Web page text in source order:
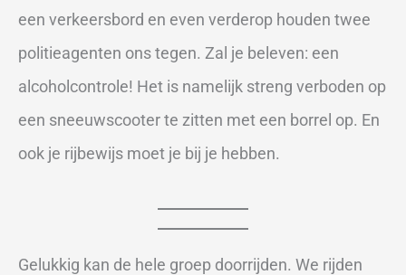
een verkeersbord en even verderop houden twee
politieagenten ons tegen. Zal je beleven: een
alcoholcontrole! Het is namelijk streng verboden op
een sneeuwscooter te zitten met een borrel op. En
ook je rijbewijs moet je bij je hebben.
Gelukkig kan de hele groep doorrijden. We rijden